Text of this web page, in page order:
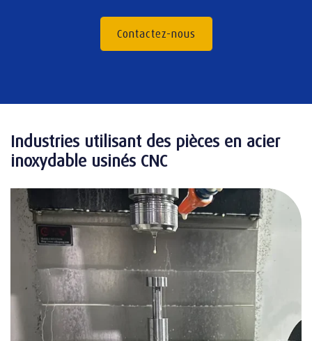
Contactez-nous
Industries utilisant des pièces en acier
inoxydable usinés CNC